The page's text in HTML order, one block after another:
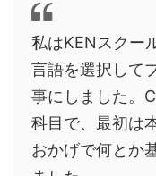
私はKENスクー
言語を選択して
事にしました。
科目で、最初は
おかげで何とか